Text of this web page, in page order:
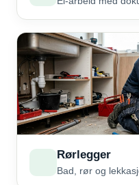
Rørlegger
Bad, rør og